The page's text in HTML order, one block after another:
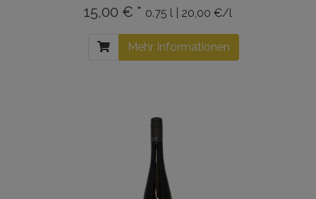
15,00 € * 0.75 l | 20,00 €/l
Mehr Informationen